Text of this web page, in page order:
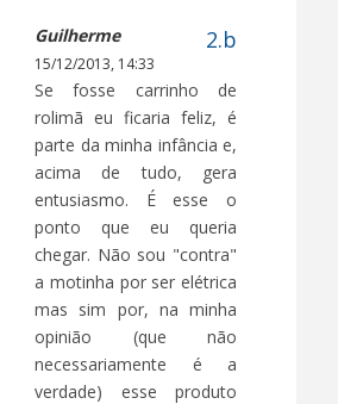
Guilherme
15/12/2013, 14:33
Se fosse carrinho de
rolimã eu ficaria feliz, é
parte da minha infância e,
acima de tudo, gera
entusiasmo. É esse o
ponto que eu queria
chegar. Não sou "contra"
a motinha por ser elétrica
mas sim por, na minha
opinião (que não
necessariamente é a
verdade) esse produto